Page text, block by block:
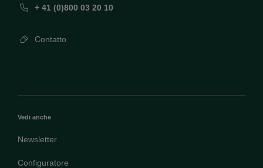
+ 41 (0)800 03 20 10
Contatto
Vedi anche
Newsletter
Configuratore